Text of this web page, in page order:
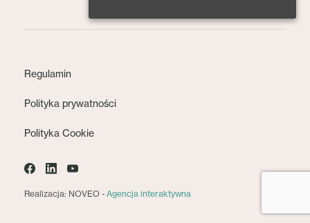
Regulamin
Polityka prywatności
Polityka Cookie
Realizacja: NOVEO - Agencja interaktywna